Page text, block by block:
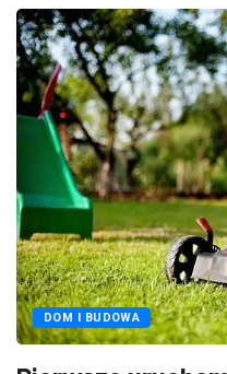
DOM I BUDOWA
Pierwsze